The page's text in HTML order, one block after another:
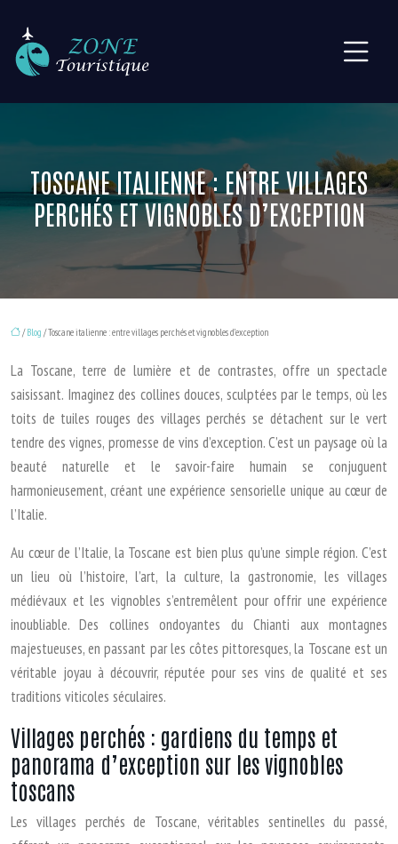
TOSCANE ITALIENNE : ENTRE VILLAGES
PERCHÉS ET VIGNOBLES D’EXCEPTION
/Blog / Toscane italienne : entre villages perchés et vignobles d’exception
La Toscane, terre de lumière et de contrastes, offre un spectacle
saisissant. Imaginez des collines douces, sculptées par le temps, où les
toits de tuiles rouges des villages perchés se détachent sur le vert
tendre des vignes, promesse de vins d’exception. C’est un paysage où la
beauté naturelle et le savoir-faire humain se conjuguent
harmonieusement, créant une expérience sensorielle unique au cœur de
l’Italie.
Au cœur de l’Italie, la Toscane est bien plus qu’une simple région. C’est
un lieu où l’histoire, l’art, la culture, la gastronomie, les villages
médiévaux et les vignobles s’entremêlent pour offrir une expérience
inoubliable. Des collines ondoyantes du Chianti aux montagnes
majestueuses, en passant par les côtes pittoresques, la Toscane est un
véritable joyau à découvrir, réputée pour ses vins de qualité et ses
traditions viticoles séculaires.
Villages perchés : gardiens du temps et
panorama d’exception sur les vignobles
toscans
Les villages perchés de Toscane, véritables sentinelles du passé,